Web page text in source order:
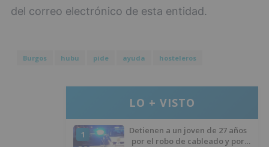
del correo electrónico de esta entidad.
Burgos hubu pide ayuda hosteleros
LO + VISTO
1
Detienen a un joven de 27 años
por el robo de cableado y por